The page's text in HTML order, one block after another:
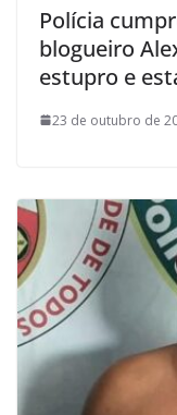
Polícia
blogueiro
estupro e
23 de outubro de